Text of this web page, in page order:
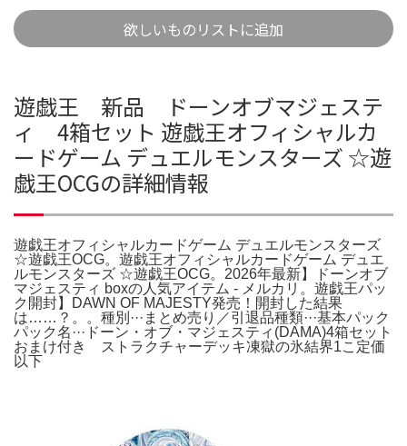
欲しいものリストに追加
遊戯王 新品 ドーンオブマジェステ
ィ 4箱セット 遊戯王オフィシャルカ
ードゲーム デュエルモンスターズ ☆遊
戯王OCGの詳細情報
遊戯王オフィシャルカードゲーム デュエルモンスターズ
☆遊戯王OCG。遊戯王オフィシャルカードゲーム デュエ
ルモンスターズ ☆遊戯王OCG。2026年最新】ドーンオブ
マジェスティ boxの人気アイテム - メルカリ。遊戯王パッ
ク開封】DAWN OF MAJESTY発売！開封した結果
は……？。。種別···まとめ売り／引退品種類···基本パック
パック名···ドーン・オブ・マジェスティ(DAMA)4箱セット
おまけ付き ストラクチャーデッキ凍獄の氷結界1こ定価
以下